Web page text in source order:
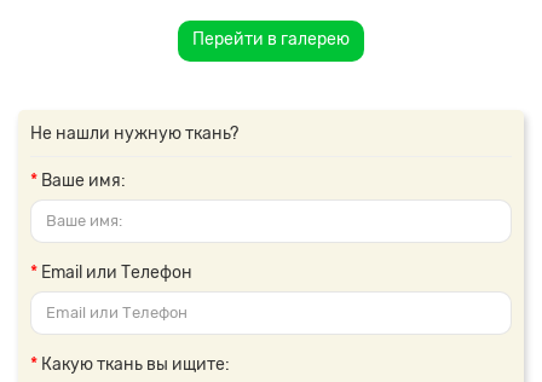
Перейти в галерею
Не нашли нужную ткань?
Ваше имя:
Email или Телефон
Какую ткань вы ищите: